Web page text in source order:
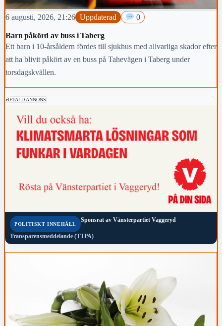
6 augusti, 2026, 21:26 Uppdaterad 0
Barn påkörd av buss i Taberg
Ett barn i 10-årsåldern fördes till sjukhus med allvarliga skador efter
att ha blivit påkört av en buss på Tahevägen i Taberg under
torsdagskvällen.
BETALD ANNONS
POLITISKT INNEHÅLL
Sponsrat av Vänsterpartiet Vaggeryd
Transparensmeddelande (TTPA)